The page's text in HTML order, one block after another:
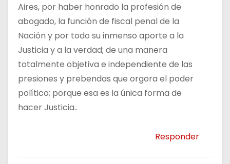
Aires, por haber honrado la profesión de
abogado, la función de fiscal penal de la
Nación y por todo su inmenso aporte a la
Justicia y a la verdad; de una manera
totalmente objetiva e independiente de las
presiones y prebendas que orgora el poder
político; porque esa es la única forma de
hacer Justicia..
Responder